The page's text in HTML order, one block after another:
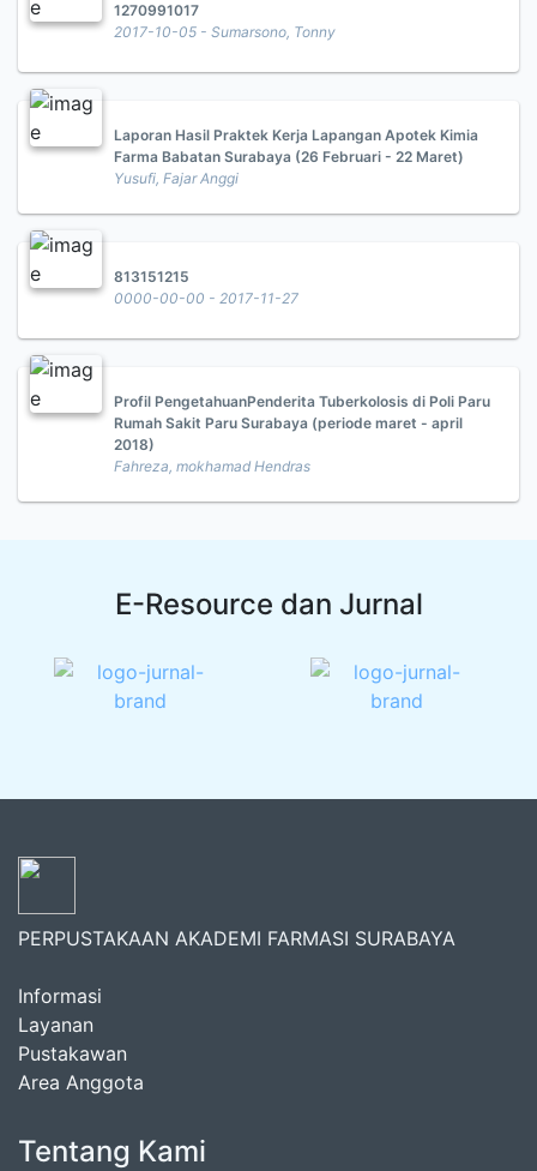
1270991017
2017-10-05 - Sumarsono, Tonny
Laporan Hasil Praktek Kerja Lapangan Apotek Kimia
Farma Babatan Surabaya (26 Februari - 22 Maret)
Yusufi, Fajar Anggi
813151215
0000-00-00 - 2017-11-27
Profil PengetahuanPenderita Tuberkolosis di Poli Paru
Rumah Sakit Paru Surabaya (periode maret - april
2018)
Fahreza, mokhamad Hendras
E-Resource dan Jurnal
PERPUSTAKAAN AKADEMI FARMASI SURABAYA
Informasi
Layanan
Pustakawan
Area Anggota
Tentang Kami